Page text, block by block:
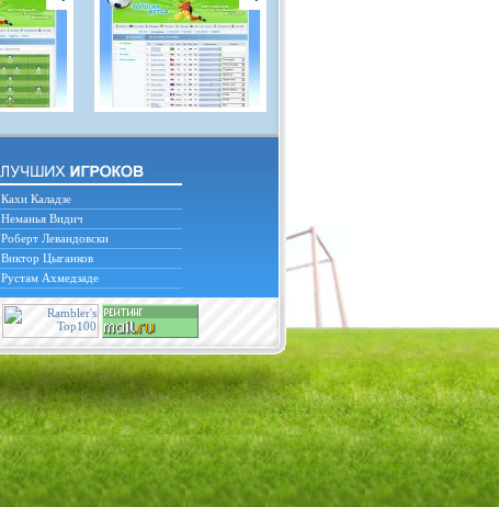
Кахи Каладзе
Неманья Видич
Роберт Левандовски
Виктор Цыганков
Рустам Ахмедзаде